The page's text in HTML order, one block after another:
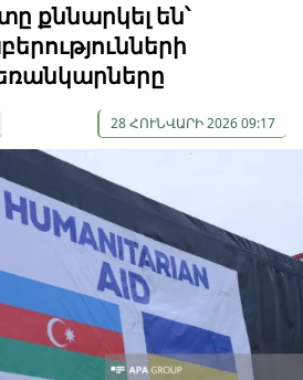
քննարկել են՝
28 ՀՈՒՆՎԱՐԻ 2026 09:17